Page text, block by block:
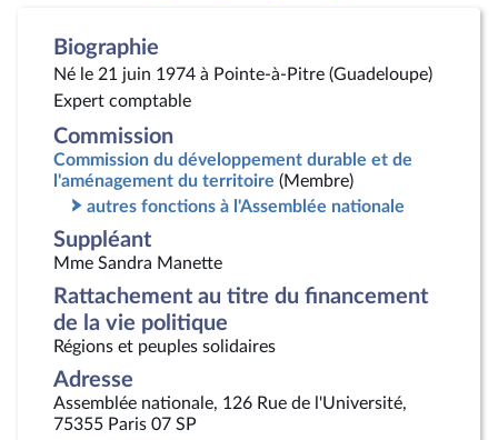
Biographie
Né le 21 juin 1974 à Pointe-à-Pitre (Guadeloupe)
Expert comptable
Commission
Commission du développement durable et de
l'aménagement du territoire (Membre)
autres fonctions à l'Assemblée nationale
Suppléant
Mme Sandra Manette
Rattachement au titre du financement
de la vie politique
Régions et peuples solidaires
Adresse
Assemblée nationale, 126 Rue de l'Université,
75355 Paris 07 SP